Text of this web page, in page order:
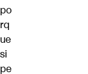
po
rq
ue
si
pe